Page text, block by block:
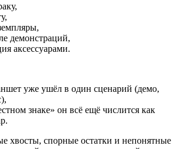
демонстраций,
аксессуарами.
уже ушёл в один сценарий (демо,
знаке» он всё ещё числится как
хвосты, спорные остатки и непонятные